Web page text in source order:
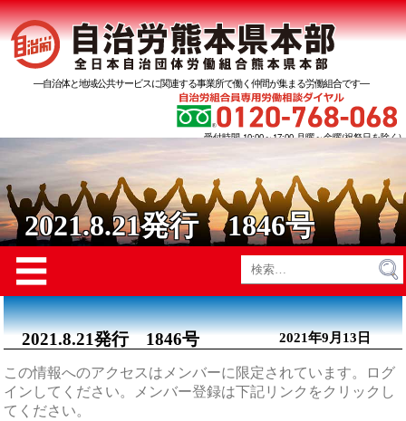
―自治体と地域公共サービスに関連する事業所で働く仲間が集まる労働組合です―
受付時間 10:00～17:00 月曜～金曜(祝祭日を除く)
2021.8.21発行 1846号
☰
検
索:
2021.8.21発行 1846号 2021年9月13日
この情報へのアクセスはメンバーに限定されています。ログ
インしてください。メンバー登録は下記リンクをクリックし
てください。